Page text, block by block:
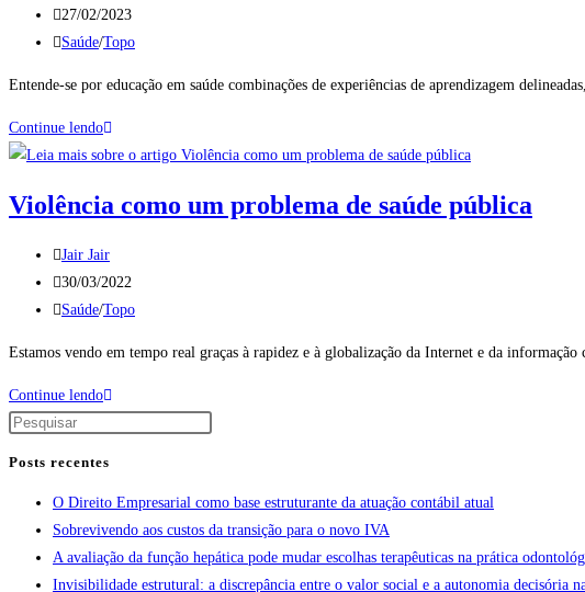
27/02/2023
Saúde/Topo
Entende-se por educação em saúde combinações de experiências de aprendizagem
Continue lendo
Violência como um problema de saúde pública
Jair Jair
30/03/2022
Saúde/Topo
Estamos vendo em tempo real graças à rapidez e à globalização da Internet e da
Continue lendo
Posts recentes
O Direito Empresarial como base estruturante da atuação contábil atual
Sobrevivendo aos custos da transição para o novo IVA
A avaliação da função hepática pode mudar escolhas terapêuticas na prática
Invisibilidade estrutural: a discrepância entre o valor social e a autonomia decisória